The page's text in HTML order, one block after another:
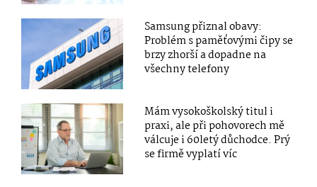
Samsung přiznal obavy:
Problém s paměťovými čipy se
brzy zhorší a dopadne na
všechny telefony
Mám vysokoškolský titul i
praxi, ale při pohovorech mě
válcuje i 60letý důchodce. Prý
se firmě vyplatí víc